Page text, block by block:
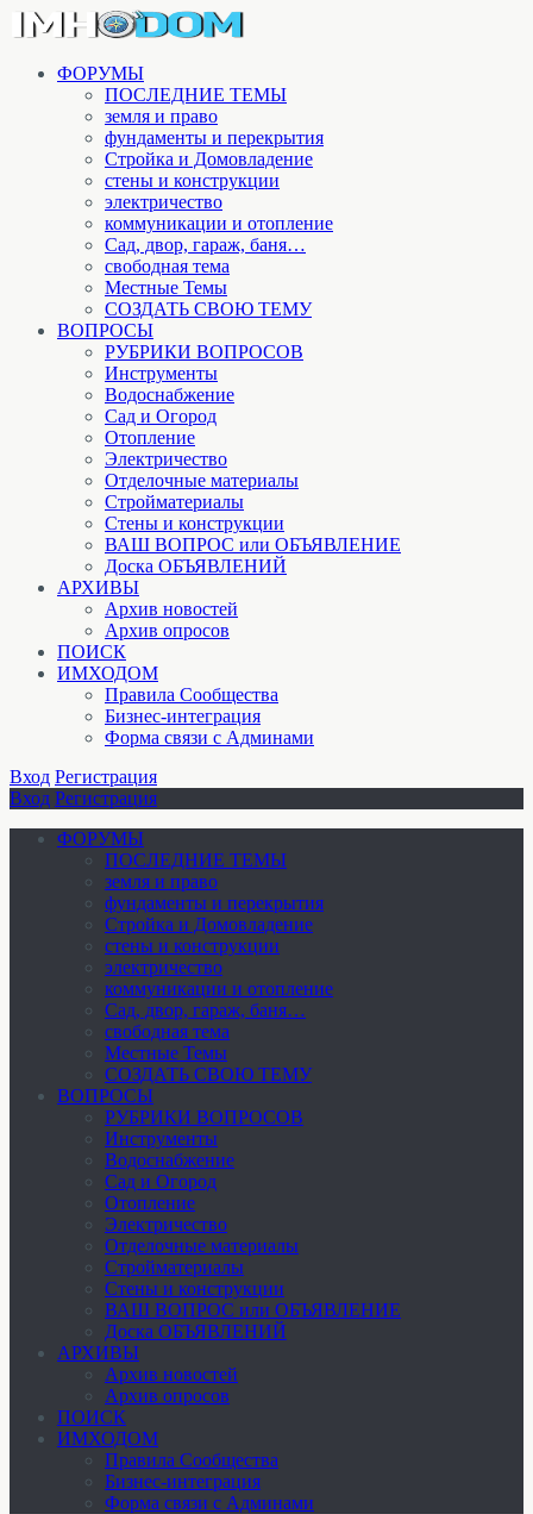
ФОРУМЫ
ПОСЛЕДНИЕ ТЕМЫ
земля и право
фундаменты и перекрытия
Стройка и Домовладение
стены и конструкции
электричество
коммуникации и отопление
Cад, двор, гараж, баня…
свободная тема
Местные Темы
СОЗДАТЬ СВОЮ ТЕМУ
ВОПРОСЫ
РУБРИКИ ВОПРОСОВ
Инструменты
Водоснабжение
Сад и Огород
Отопление
Электричество
Отделочные материалы
Стройматериалы
Стены и конструкции
ВАШ ВОПРОС или ОБЪЯВЛЕНИЕ
Доска ОБЪЯВЛЕНИЙ
АРХИВЫ
Архив новостей
Архив опросов
ПОИСК
ИМХОДОМ
Правила Сообщества
Бизнес-интеграция
Форма связи с Админами
Вход Регистрация
Вход Регистрация
ФОРУМЫ
ПОСЛЕДНИЕ ТЕМЫ
земля и право
фундаменты и перекрытия
Стройка и Домовладение
стены и конструкции
электричество
коммуникации и отопление
Cад, двор, гараж, баня…
свободная тема
Местные Темы
СОЗДАТЬ СВОЮ ТЕМУ
ВОПРОСЫ
РУБРИКИ ВОПРОСОВ
Инструменты
Водоснабжение
Сад и Огород
Отопление
Электричество
Отделочные материалы
Стройматериалы
Стены и конструкции
ВАШ ВОПРОС или ОБЪЯВЛЕНИЕ
Доска ОБЪЯВЛЕНИЙ
АРХИВЫ
Архив новостей
Архив опросов
ПОИСК
ИМХОДОМ
Правила Сообщества
Бизнес-интеграция
Форма связи с Админами